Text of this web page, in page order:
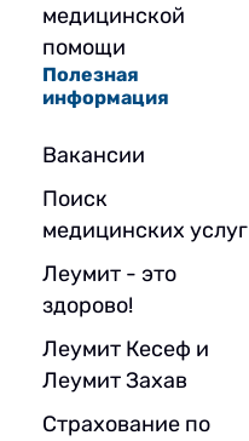
медицинской
помощи
Полезная
информация
Вакансии
Поиск
медицинских услуг
Леумит - это
здорово!
Леумит Кесеф и
Леумит Захав
Страхование по